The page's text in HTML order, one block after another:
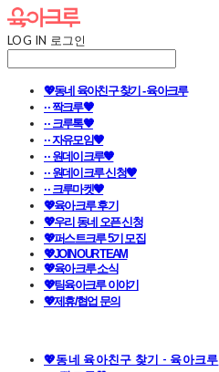
LOG IN 로그인
💖동네 육아친구 찾기 - 육아크루
· · 짝크루🧡
· · 크루톡🧡
· · 자유모임🧡
· · 원데이크루🧡
· · 원데이크루 신청🧡
· · 크루마켓🧡
💖육아크루 후기
💖우리 동네 오픈 신청
💖퍼스트크루 5기 모집
💖JOIN OUR TEAM
💖육아크루 소식
💖팀육아크루 이야기
💖제휴/협업 문의
💖동네 육아친구 찾기 - 육아크루